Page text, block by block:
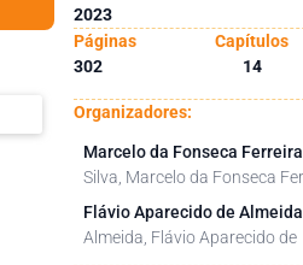
2023
Páginas
Capítulos
302
14
Organizadores:
Marcelo da Fonseca
Silva, Marcelo da Fonseca
Flávio Aparecido de Almeida
Almeida, Flávio Aparecido de